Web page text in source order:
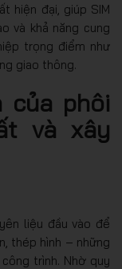
hiện đại, giúp SIM
và khả năng cung
trọng điểm như
giao thông.
của phôi
và xây
liệu đầu vào để
thép hình – những
trình. Nhờ quy